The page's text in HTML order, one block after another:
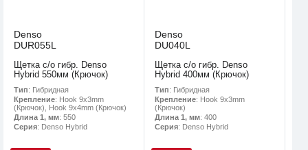
Denso
DUR055L
Щетка с/о гибр. Denso
Hybrid 550мм (Крючок)
Тип: Гибридная
Крепление: Hook 9x3mm
(Крючок), Hook 9x4mm (Крючок)
Длина 1, мм: 550
Серия: Denso Hybrid
Denso
DU040L
Щетка с/о гибр. Denso
Hybrid 400мм (Крючок)
Тип: Гибридная
Крепление: Hook 9x3mm
(Крючок)
Длина 1, мм: 400
Серия: Denso Hybrid